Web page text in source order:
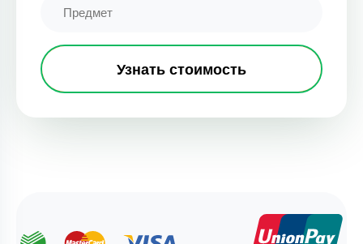
Узнать стоимость